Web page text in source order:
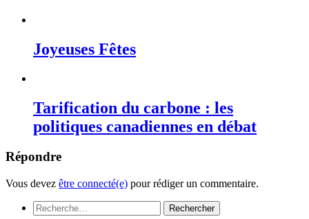
Joyeuses Fêtes
Tarification du carbone : les
politiques canadiennes en débat
Répondre
Vous devez être connecté(e) pour rédiger un commentaire.
Rechercher :